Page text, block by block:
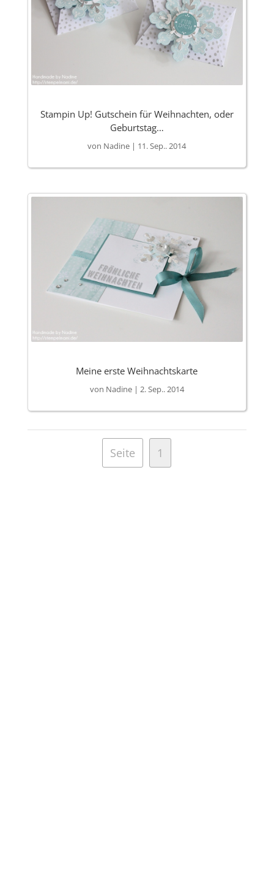
Stampin Up! Gutschein für Weihnachten, oder
Geburtstag…
von Nadine | 11. Sep.. 2014
Meine erste Weihnachtskarte
von Nadine| 2. Sep.. 2014
Seite 1